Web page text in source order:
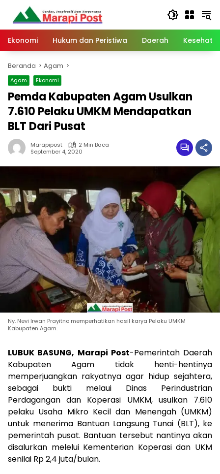
Langsung
konten
Ekonomi
Hukum dan Peristiwa Daerah
Beranda Agam
Agam Ekonomi
Pemda Kabupaten Agam Usulkan
7.610 Pelaku UMKM Mendapatkan
BLT Dari Pusat
Marapipost
2 Min Baca
September 4, 2020
Ny. Nevi Irwan Prayitno memperhatikan hasil karya Pelaku UMKM
Kabupaten Agam.
LUBUK BASUNG, Marapi Post-Pemerintah Daerah
Kabupaten Agam tidak henti-hentinya
memperjuangkan rakyatnya agar hidup sejahtera,
sebagai bukti melaui Dinas Perindustrian
Perdagangan dan Koperasi UMKM, usulkan 7.610
pelaku Usaha Mikro Kecil dan Menengah (UMKM)
untuk menerima Bantuan Langsung Tunai (BLT), ke
pemerintah pusat. Bantuan tersebut nantinya akan
disalurkan melelui Kementerian Koperasi dan UKM
senilai Rp 2,4 juta/bulan.